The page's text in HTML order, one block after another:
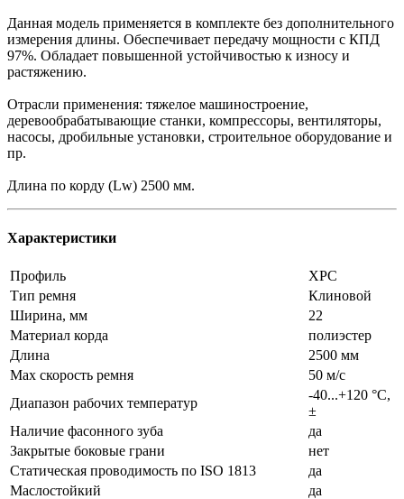
Данная модель применяется в комплекте без дополнительного
измерения длины. Обеспечивает передачу мощности с КПД
97%. Обладает повышенной устойчивостью к износу и
растяжению.
Отрасли применения: тяжелое машиностроение,
деревообрабатывающие станки, компрессоры, вентиляторы,
насосы, дробильные установки, строительное оборудование и
пр.
Длина по корду (Lw) 2500 мм.
Характеристики
Профиль
XPC
Тип ремня
Клиновой
Ширина, мм
22
Материал корда
полиэстер
Длина
2500 мм
Max скорость ремня
50 м/с
Диапазон рабочих температур
-40...+120 °C,
±
Наличие фасонного зуба
да
Закрытые боковые грани
нет
Статическая проводимость по ISO 1813
да
Маслостойкий
да